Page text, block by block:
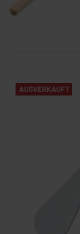
AUSVERKAUFT